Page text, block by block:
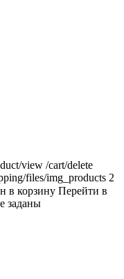
view /cart/delete
files/img_products 2
в корзину Перейти в
заданы